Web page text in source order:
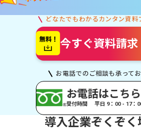
どなたでもわかるカンタン資料
今すぐ資料請求
お電話でのご相談も承って
お電話はこちら
受付時間 平日 9：00 - 17：
導入企業ぞくぞく